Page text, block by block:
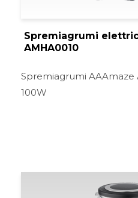
Spremiagrumi
AMHA0010
Spremiagrumi AAAmaze
100W